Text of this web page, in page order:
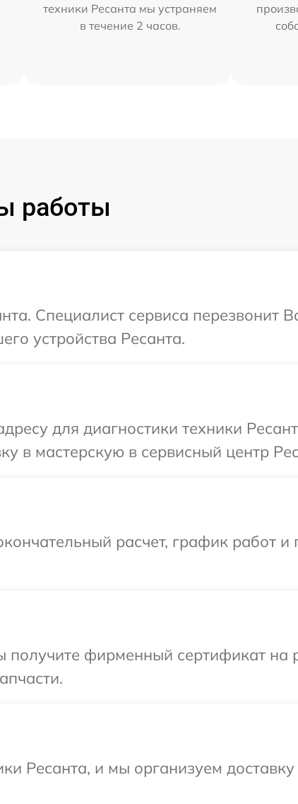
техники Ресанта мы устраняем
в течение 2 часов.
работы
Специалист сервиса перезвонит
устройства Ресанта.
для диагностики техники
в мастерскую в сервисный центр
расчет, график работ и
получите фирменный сертификат на
Ресанта, и мы организуем доставку